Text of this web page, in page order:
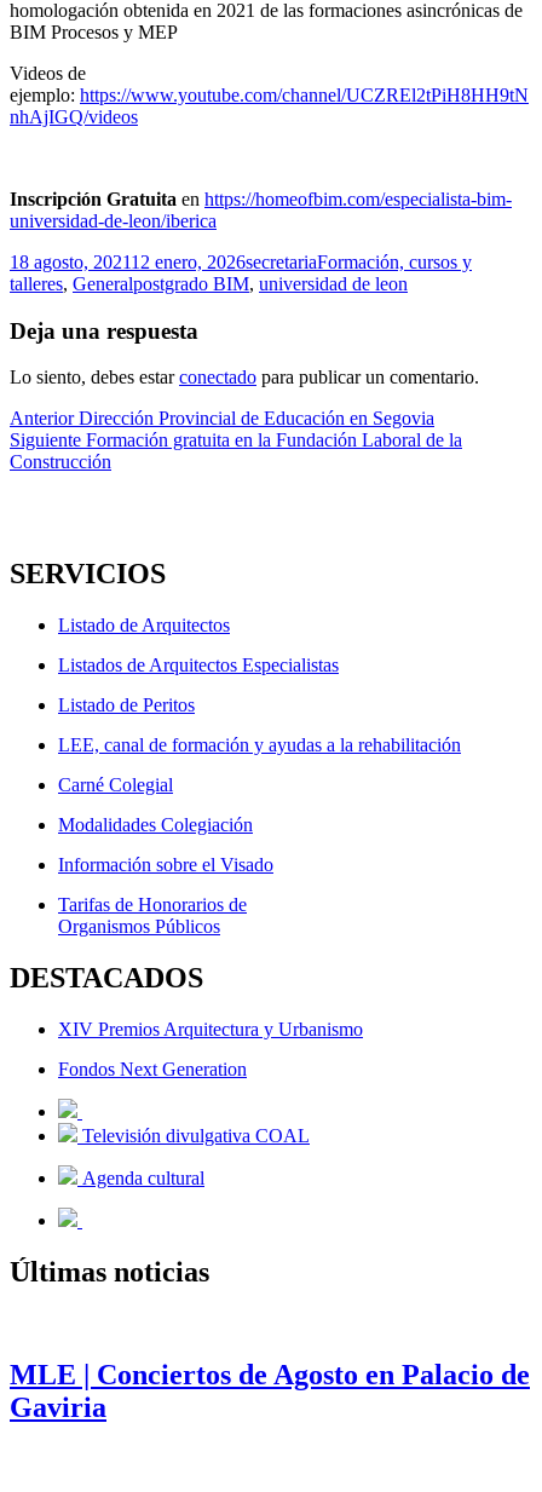
homologación obtenida en 2021 de las formaciones asincrónicas de
BIM Procesos y MEP
Videos de
ejemplo: https://www.youtube.com/channel/UCZREl2tPiH8HH9tN
nhAjIGQ/videos
Inscripción Gratuita en https://homeofbim.com/especialista-bim-
universidad-de-leon/iberica
Publicado
el
18 agosto, 202112 enero, 2026Autor
secretariaCategorías
Formación, cursos y
talleres, GeneralEtiquetas
postgrado BIM, universidad de leon
Deja una respuesta
Lo siento, debes estarconectado para publicar un comentario.
Navegación
de
Anterior Entrada
anterior:
Dirección Provincial de Educación en Segovia
Siguiente Entrada
siguiente:
Formación gratuita en la Fundación Laboral de la
Construcción
SERVICIOS
Listado de Arquitectos
Listados de Arquitectos Especialistas
Listado de Peritos
LEE, canal de formación y ayudas a la rehabilitación
Carné Colegial
Modalidades Colegiación
Información sobre el Visado
Tarifas de Honorarios de
Organismos Públicos
DESTACADOS
XIV Premios Arquitectura y Urbanismo
Fondos Next Generation
Televisión divulgativa COAL
Agenda cultural
Últimas noticias
MLE | Conciertos de Agosto en Palacio de
Gaviria